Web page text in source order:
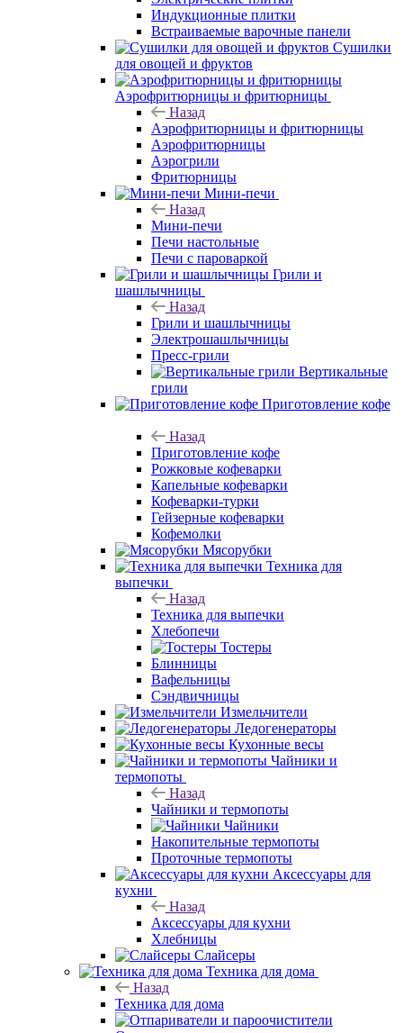
Индукционные плитки
Встраиваемые варочные панели
Сушилки
для овощей и фруктов
Аэрофритюрницы и фритюрницы
Назад
Аэрофритюрницы и фритюрницы
Аэрофритюрницы
Аэрогрили
Фритюрницы
Мини-печи
Назад
Мини-печи
Печи настольные
Печи с пароваркой
Грили и
шашлычницы
Назад
Грили и шашлычницы
Электрошашлычницы
Пресс-грили
Вертикальные
грили
Приготовление кофе
Назад
Приготовление кофе
Рожковые кофеварки
Капельные кофеварки
Кофеварки-турки
Гейзерные кофеварки
Кофемолки
Мясорубки
Техника для
выпечки
Назад
Техника для выпечки
Хлебопечи
Тостеры
Блинницы
Вафельницы
Сэндвичницы
Измельчители
Ледогенераторы
Кухонные весы
Чайники и
термопоты
Назад
Чайники и термопоты
Чайники
Накопительные термопоты
Проточные термопоты
Аксессуары для
кухни
Назад
Аксессуары для кухни
Хлебницы
Слайсеры
Техника для дома
Назад
Техника для дома